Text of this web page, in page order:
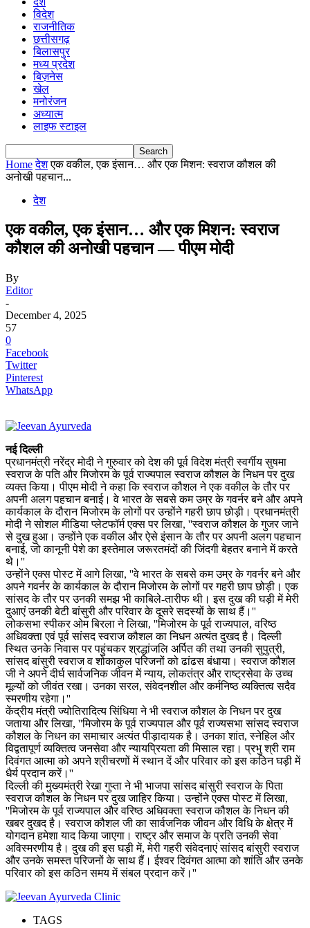
विदेश
राजनीतिक
छत्तीसगढ़
बिलासपुर
मध्य प्रदेश
बिज़नेस
खेल
मनोरंजन
अध्यात्म
लाइफ स्टाइल
Home देश एक वकील, एक इंसान… और एक मिशन: स्वराज कौशल की
अनोखी पहचान...
देश
एक वकील, एक इंसान… और एक मिशन: स्वराज
कौशल की अनोखी पहचान — पीएम मोदी
By
Editor
-
December 4, 2025
57
0
Facebook
Twitter
Pinterest
WhatsApp
नई दिल्ली
प्रधानमंत्री नरेंद्र मोदी ने गुरुवार को देश की पूर्व विदेश मंत्री स्वर्गीय सुषमा
स्वराज के पति और मिजोरम के पूर्व राज्यपाल स्वराज कौशल के निधन पर दुख
व्यक्त किया। पीएम मोदी ने कहा कि स्वराज कौशल ने एक वकील के तौर पर
अपनी अलग पहचान बनाई। वे भारत के सबसे कम उम्र के गवर्नर बने और अपने
कार्यकाल के दौरान मिजोरम के लोगों पर उन्होंने गहरी छाप छोड़ी। प्रधानमंत्री
मोदी ने सोशल मीडिया प्लेटफॉर्म एक्स पर लिखा, ''स्वराज कौशल के गुजर जाने
से दुख हुआ। उन्होंने एक वकील और ऐसे इंसान के तौर पर अपनी अलग पहचान
बनाई, जो कानूनी पेशे का इस्तेमाल जरूरतमंदों की जिंदगी बेहतर बनाने में करते
थे।''
उन्होंने एक्स पोस्ट में आगे लिखा, ''वे भारत के सबसे कम उम्र के गवर्नर बने और
अपने गवर्नर के कार्यकाल के दौरान मिजोरम के लोगों पर गहरी छाप छोड़ी। एक
सांसद के तौर पर उनकी समझ भी काबिले-तारीफ थी। इस दुख की घड़ी में मेरी
दुआएं उनकी बेटी बांसुरी और परिवार के दूसरे सदस्यों के साथ हैं।''
लोकसभा स्पीकर ओम बिरला ने लिखा, ''मिजोरम के पूर्व राज्यपाल, वरिष्ठ
अधिवक्ता एवं पूर्व सांसद स्वराज कौशल का निधन अत्यंत दुखद है। दिल्ली
स्थित उनके निवास पर पहुंचकर श्रद्धांजलि अर्पित की तथा उनकी सुपुत्री,
सांसद बांसुरी स्वराज व शोकाकुल परिजनों को ढांढस बंधाया। स्वराज कौशल
जी ने अपने दीर्घ सार्वजनिक जीवन में न्याय, लोकतंत्र और राष्ट्रसेवा के उच्च
मूल्यों को जीवंत रखा। उनका सरल, संवेदनशील और कर्मनिष्ठ व्यक्तित्व सदैव
स्मरणीय रहेगा।''
केंद्रीय मंत्री ज्योतिरादित्य सिंधिया ने भी स्वराज कौशल के निधन पर दुख
जताया और लिखा, ''मिजोरम के पूर्व राज्यपाल और पूर्व राज्यसभा सांसद स्वराज
कौशल के निधन का समाचार अत्यंत पीड़ादायक है। उनका शांत, स्नेहिल और
विद्वतापूर्ण व्यक्तित्व जनसेवा और न्यायप्रियता की मिसाल रहा। प्रभु श्री राम
दिवंगत आत्मा को अपने श्रीचरणों में स्थान दें और परिवार को इस कठिन घड़ी में
धैर्य प्रदान करें।''
दिल्ली की मुख्यमंत्री रेखा गुप्ता ने भी भाजपा सांसद बांसुरी स्वराज के पिता
स्वराज कौशल के निधन पर दुख जाहिर किया। उन्होंने एक्स पोस्ट में लिखा,
''मिजोरम के पूर्व राज्यपाल और वरिष्ठ अधिवक्ता स्वराज कौशल के निधन की
खबर दुखद है। स्वराज कौशल जी का सार्वजनिक जीवन और विधि के क्षेत्र में
योगदान हमेशा याद किया जाएगा। राष्ट्र और समाज के प्रति उनकी सेवा
अविस्मरणीय है। दुख की इस घड़ी में, मेरी गहरी संवेदनाएं सांसद बांसुरी स्वराज
और उनके समस्त परिजनों के साथ हैं। ईश्वर दिवंगत आत्मा को शांति और उनके
परिवार को इस कठिन समय में संबल प्रदान करें।''
TAGS